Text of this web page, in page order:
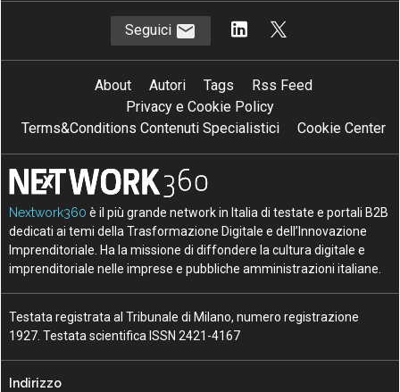
Seguici
About Autori Tags
Rss Feed
Privacy e Cookie Policy
Terms&Conditions Contenuti Specialistici
Cookie Center
Nextwork360 è il più grande network in Italia di testate e portali B2B
dedicati ai temi della Trasformazione Digitale e dell’Innovazione
Imprenditoriale. Ha la missione di diffondere la cultura digitale e
imprenditoriale nelle imprese e pubbliche amministrazioni italiane.
Testata registrata al Tribunale di Milano, numero registrazione
1927. Testata scientifica ISSN 2421-4167
Indirizzo